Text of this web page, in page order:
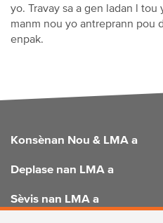
yo. Travay sa a gen ladan l
manm nou yo antreprann pou
enpak.
FOOTER
Konsènan Nou & LMA a
Deplase nan LMA a
Sèvis nan LMA a